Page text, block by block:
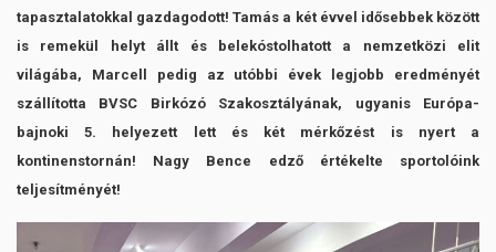
tapasztalatokkal gazdagodott! Tamás a két évvel idősebbek között
is remekül helyt állt és belekóstolhatott a nemzetközi elit
világába, Marcell pedig az utóbbi évek legjobb eredményét
szállította BVSC Birkózó Szakosztályának, ugyanis Európa-
bajnoki 5. helyezett lett és két mérkőzést is nyert a
kontinenstornán! Nagy Bence edző értékelte sportolóink
teljesítményét!